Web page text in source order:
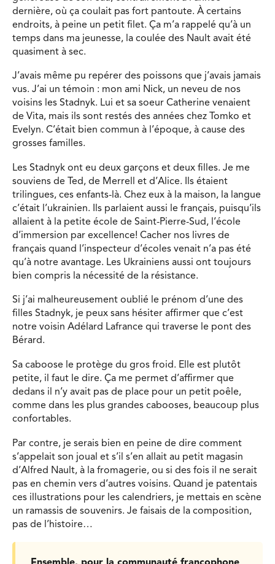
dernière, où ça coulait pas fort pantoute. À certains
endroits, à peine un petit filet. Ça m’a rappelé qu’à un
temps dans ma jeunesse, la coulée des Nault avait été
quasiment à sec.
J’avais même pu repérer des poissons que j’avais jamais
vus. J’ai un témoin : mon ami Nick, un neveu de nos
voisins les Stadnyk. Lui et sa soeur Catherine venaient
de Vita, mais ils sont restés des années chez Tomko et
Evelyn. C’était bien commun à l’époque, à cause des
grosses familles.
Les Stadnyk ont eu deux garçons et deux filles. Je me
souviens de Ted, de Merrell et d’Alice. Ils étaient
trilingues, ces enfants-là. Chez eux à la maison, la langue
c’était l’ukrainien. Ils parlaient aussi le français, puisqu’ils
allaient à la petite école de Saint-Pierre-Sud, l’école
d’immersion par excellence! Cacher nos livres de
français quand l’inspecteur d’écoles venait n’a pas été
qu’à notre avantage. Les Ukrainiens aussi ont toujours
bien compris la nécessité de la résistance.
Si j’ai malheureusement oublié le prénom d’une des
filles Stadnyk, je peux sans hésiter affirmer que c’est
notre voisin Adélard Lafrance qui traverse le pont des
Bérard.
Sa caboose le protège du gros froid. Elle est plutôt
petite, il faut le dire. Ça me permet d’affirmer que
dedans il n’y avait pas de place pour un petit poêle,
comme dans les plus grandes cabooses, beaucoup plus
confortables.
Par contre, je serais bien en peine de dire comment
s’appelait son joual et s’il s’en allait au petit magasin
d’Alfred Nault, à la fromagerie, ou si des fois il ne serait
pas en chemin vers d’autres voisins. Quand je patentais
ces illustrations pour les calendriers, je mettais en scène
un ramassis de souvenirs. Je faisais de la composition,
pas de l’histoire…